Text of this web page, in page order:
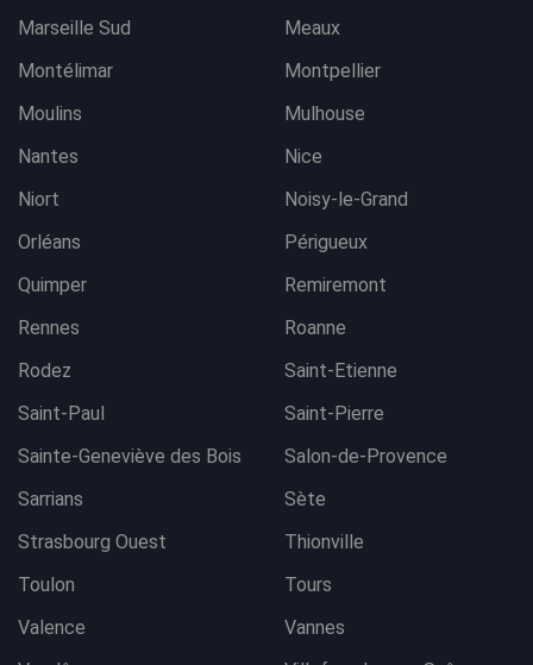
Marseille Sud
Meaux
Montélimar
Montpellier
Moulins
Mulhouse
Nantes
Nice
Niort
Noisy-le-Grand
Orléans
Périgueux
Quimper
Remiremont
Rennes
Roanne
Rodez
Saint-Etienne
Saint-Paul
Saint-Pierre
Sainte-Geneviève des Bois
Salon-de-Provence
Sarrians
Sète
Strasbourg Ouest
Thionville
Toulon
Tours
Valence
Vannes